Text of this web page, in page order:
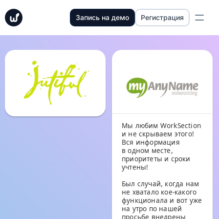
Запись на демо Регистрация
Мы любим WorkSection
и не скрываем этого!
Вся информация
в одном месте,
приоритеты и сроки
учтены!
Был случай, когда нам
не хватало кое-какого
функционала и вот уже
на утро по нашей
просьбе внедрены